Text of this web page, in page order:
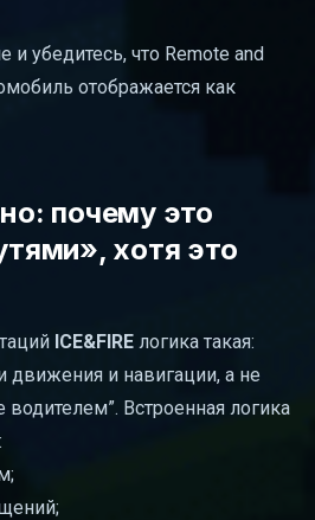
и убедитесь, что Remote and
отображается как
почему это
хотя это
ICE&FIRE логика такая:
движения и навигации, а не
Встроенная логика